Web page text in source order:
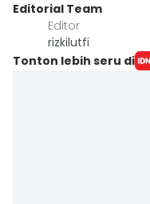
Editorial Team
Editor
rizkilutfi
Tonton lebih seru di